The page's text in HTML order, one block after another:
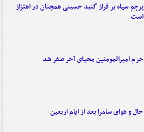
پرچم سیاه بر فراز گنبد حسینی همچنان در اهتزاز
است
حرم امیرالمومنین محیای آخر صفر شد
حال و هوای سامرا بعد از ایام اربعین